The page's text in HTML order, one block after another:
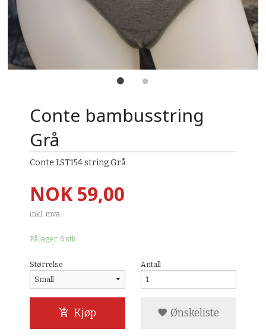
Conte bambusstring
Grå
Conte LST154 string Grå
Pris
NOK 59,00
inkl. mva.
På lager: 6 stk.
Størrelse Antall
Kjøp Ønskeliste